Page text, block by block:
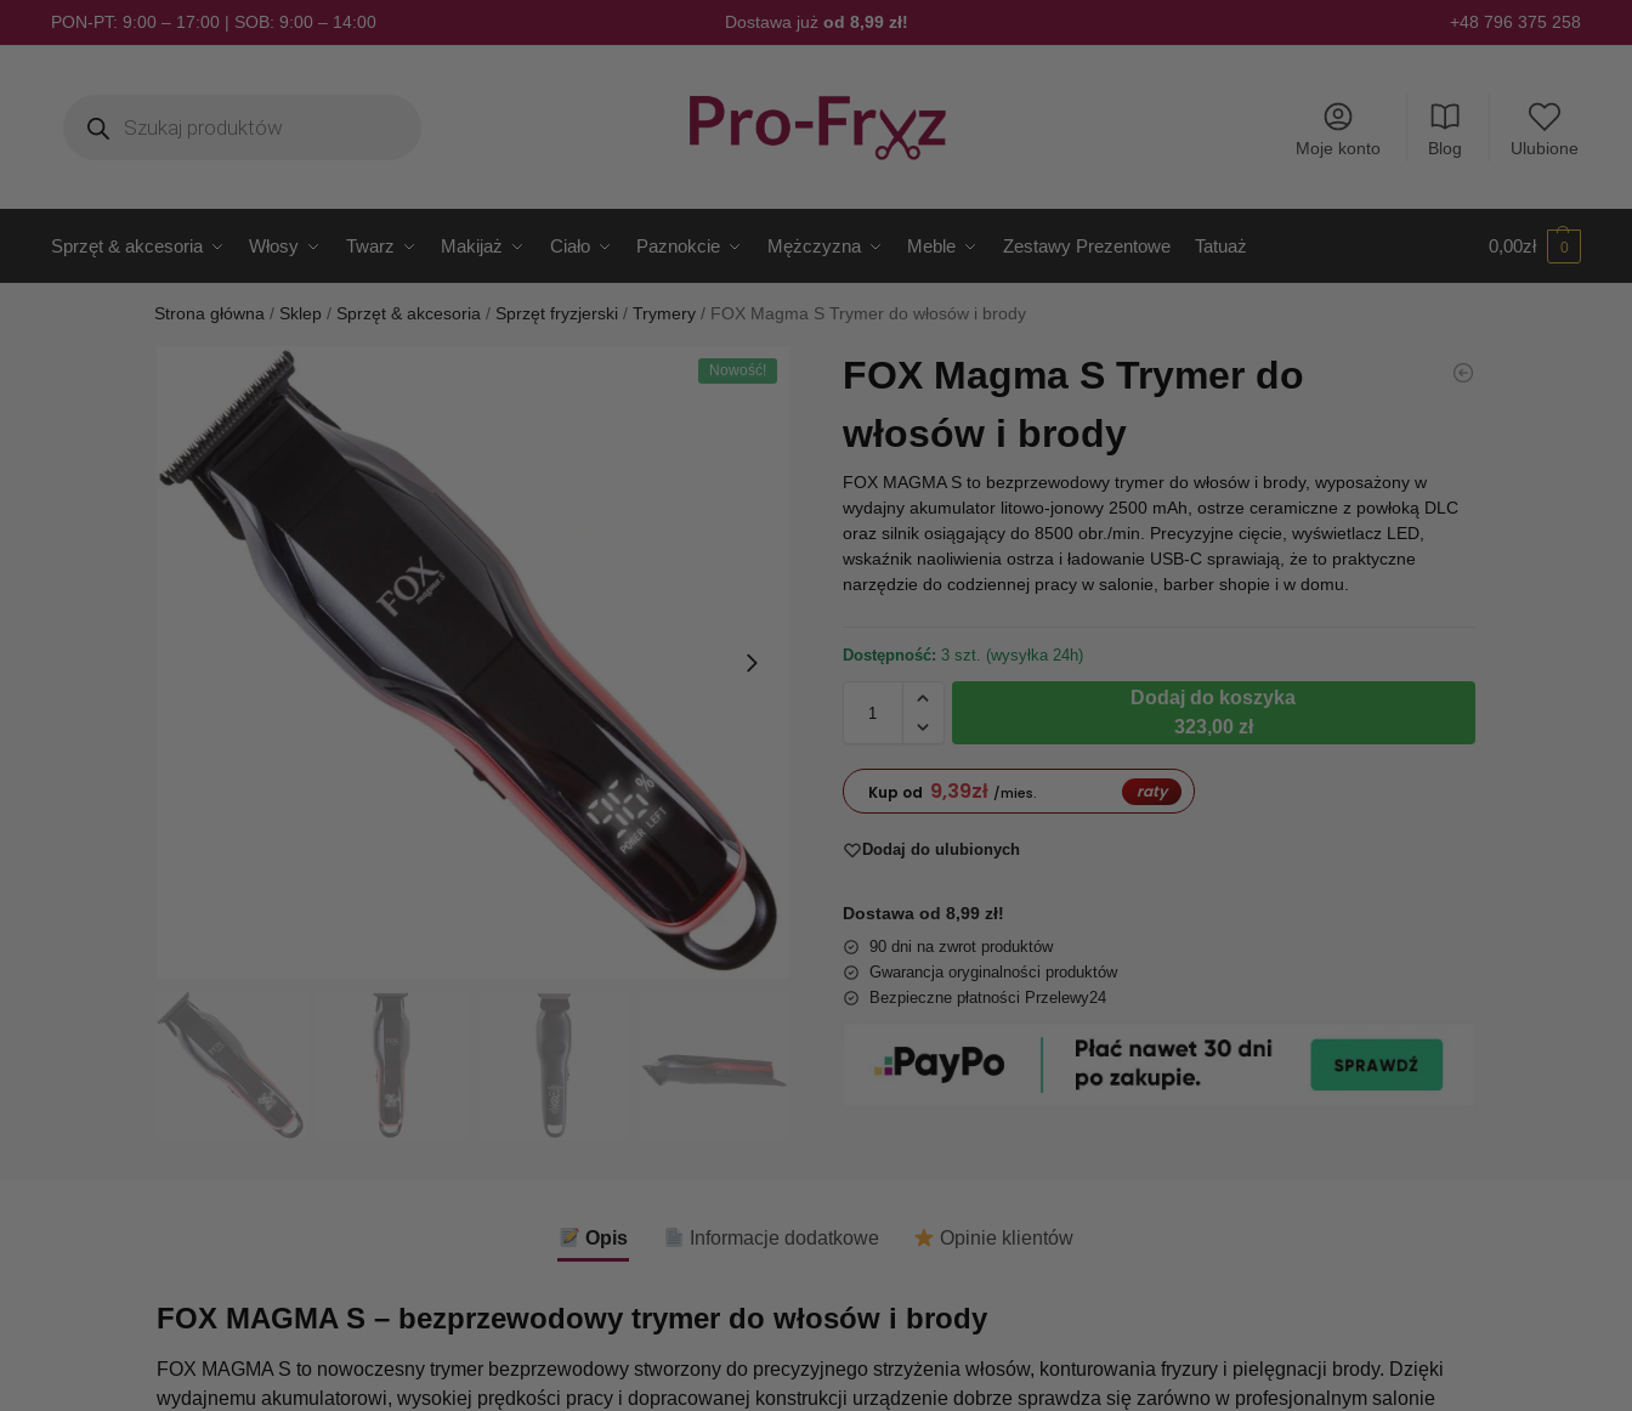
PON-PT: 9:00 – 17:00 | SOB: 9:00 – 14:00 Dostawa już od 8,99 zł! +48 796 375 258
Moje konto Blog Ulubione
Sprzęt & akcesoria Włosy Twarz Makijaż Ciało Paznokcie Mężczyzna Meble Zestawy Prezentowe Tatuaż 0,00zł 0
Strona główna / Sklep / Sprzęt & akcesoria / Sprzęt fryzjerski /Trymery / FOX Magma S Trymer do włosów i brody
Nowość!
FOX Magma S Trymer do
włosów i brody
FOX MAGMA S to bezprzewodowy trymer do włosów i brody, wyposażony w
wydajny akumulator litowo-jonowy 2500 mAh, ostrze ceramiczne z powłoką DLC
oraz silnik osiągający do 8500 obr./min. Precyzyjne cięcie, wyświetlacz LED,
wskaźnik naoliwienia ostrza i ładowanie USB-C sprawiają, że to praktyczne
narzędzie do codziennej pracy w salonie, barber shopie i w domu.
Dostępność: 3 szt. (wysyłka 24h)
Dodaj do koszyka
323,00 zł
Kup od 9,39zł /mies. raty
Dodaj do ulubionych
Dostawa od 8,99 zł!
90 dni na zwrot produktów
Gwarancja oryginalności produktów
Bezpieczne płatności Przelewy24
Opis Informacje dodatkowe Opinie klientów
FOX MAGMA S – bezprzewodowy trymer do włosów i brody
FOX MAGMA S to nowoczesny trymer bezprzewodowy stworzony do precyzyjnego strzyżenia włosów, konturowania fryzury i pielęgnacji brody. Dzięki
wydajnemu akumulatorowi, wysokiej prędkości pracy i dopracowanej konstrukcji urządzenie dobrze sprawdza się zarówno w profesjonalnym salonie